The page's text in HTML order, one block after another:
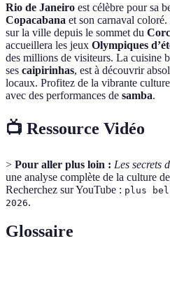
Rio de Janeiro est célèbre pour sa
Copacabana et son carnaval
sur la ville depuis le sommet du
accueillera les jeux Olympiques
des millions de visiteurs. La cuisine
ses caipirinhas, est à découvrir
locaux. Profitez de la vibrante
avec des performances de samba.
📺 Ressource Vidéo
> Pour aller plus loin : Les secrets
une analyse complète de la culture
Recherchez sur YouTube : plus
2026.
Glossaire